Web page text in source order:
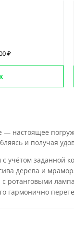
₽
— настоящее
и получая
учётом заданной
дерева и
с ротанговыми
гармонично